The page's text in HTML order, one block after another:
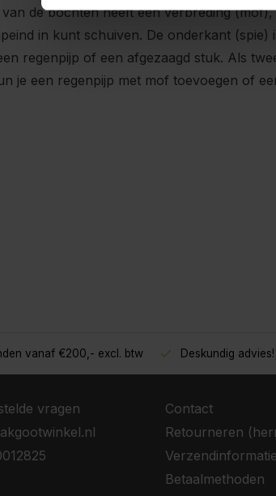
de bochten heeft een verbreding
in kunt schuiven. De onderkant (spie)
regenpijp of een afgezaagd stuk. Als
je een regenpijp met mof toevoegen of
vanaf €200,- excl. btw Deskundig advies!
vragen
Contact
Retourneren
Verzendinformatie
Betaalmethoden